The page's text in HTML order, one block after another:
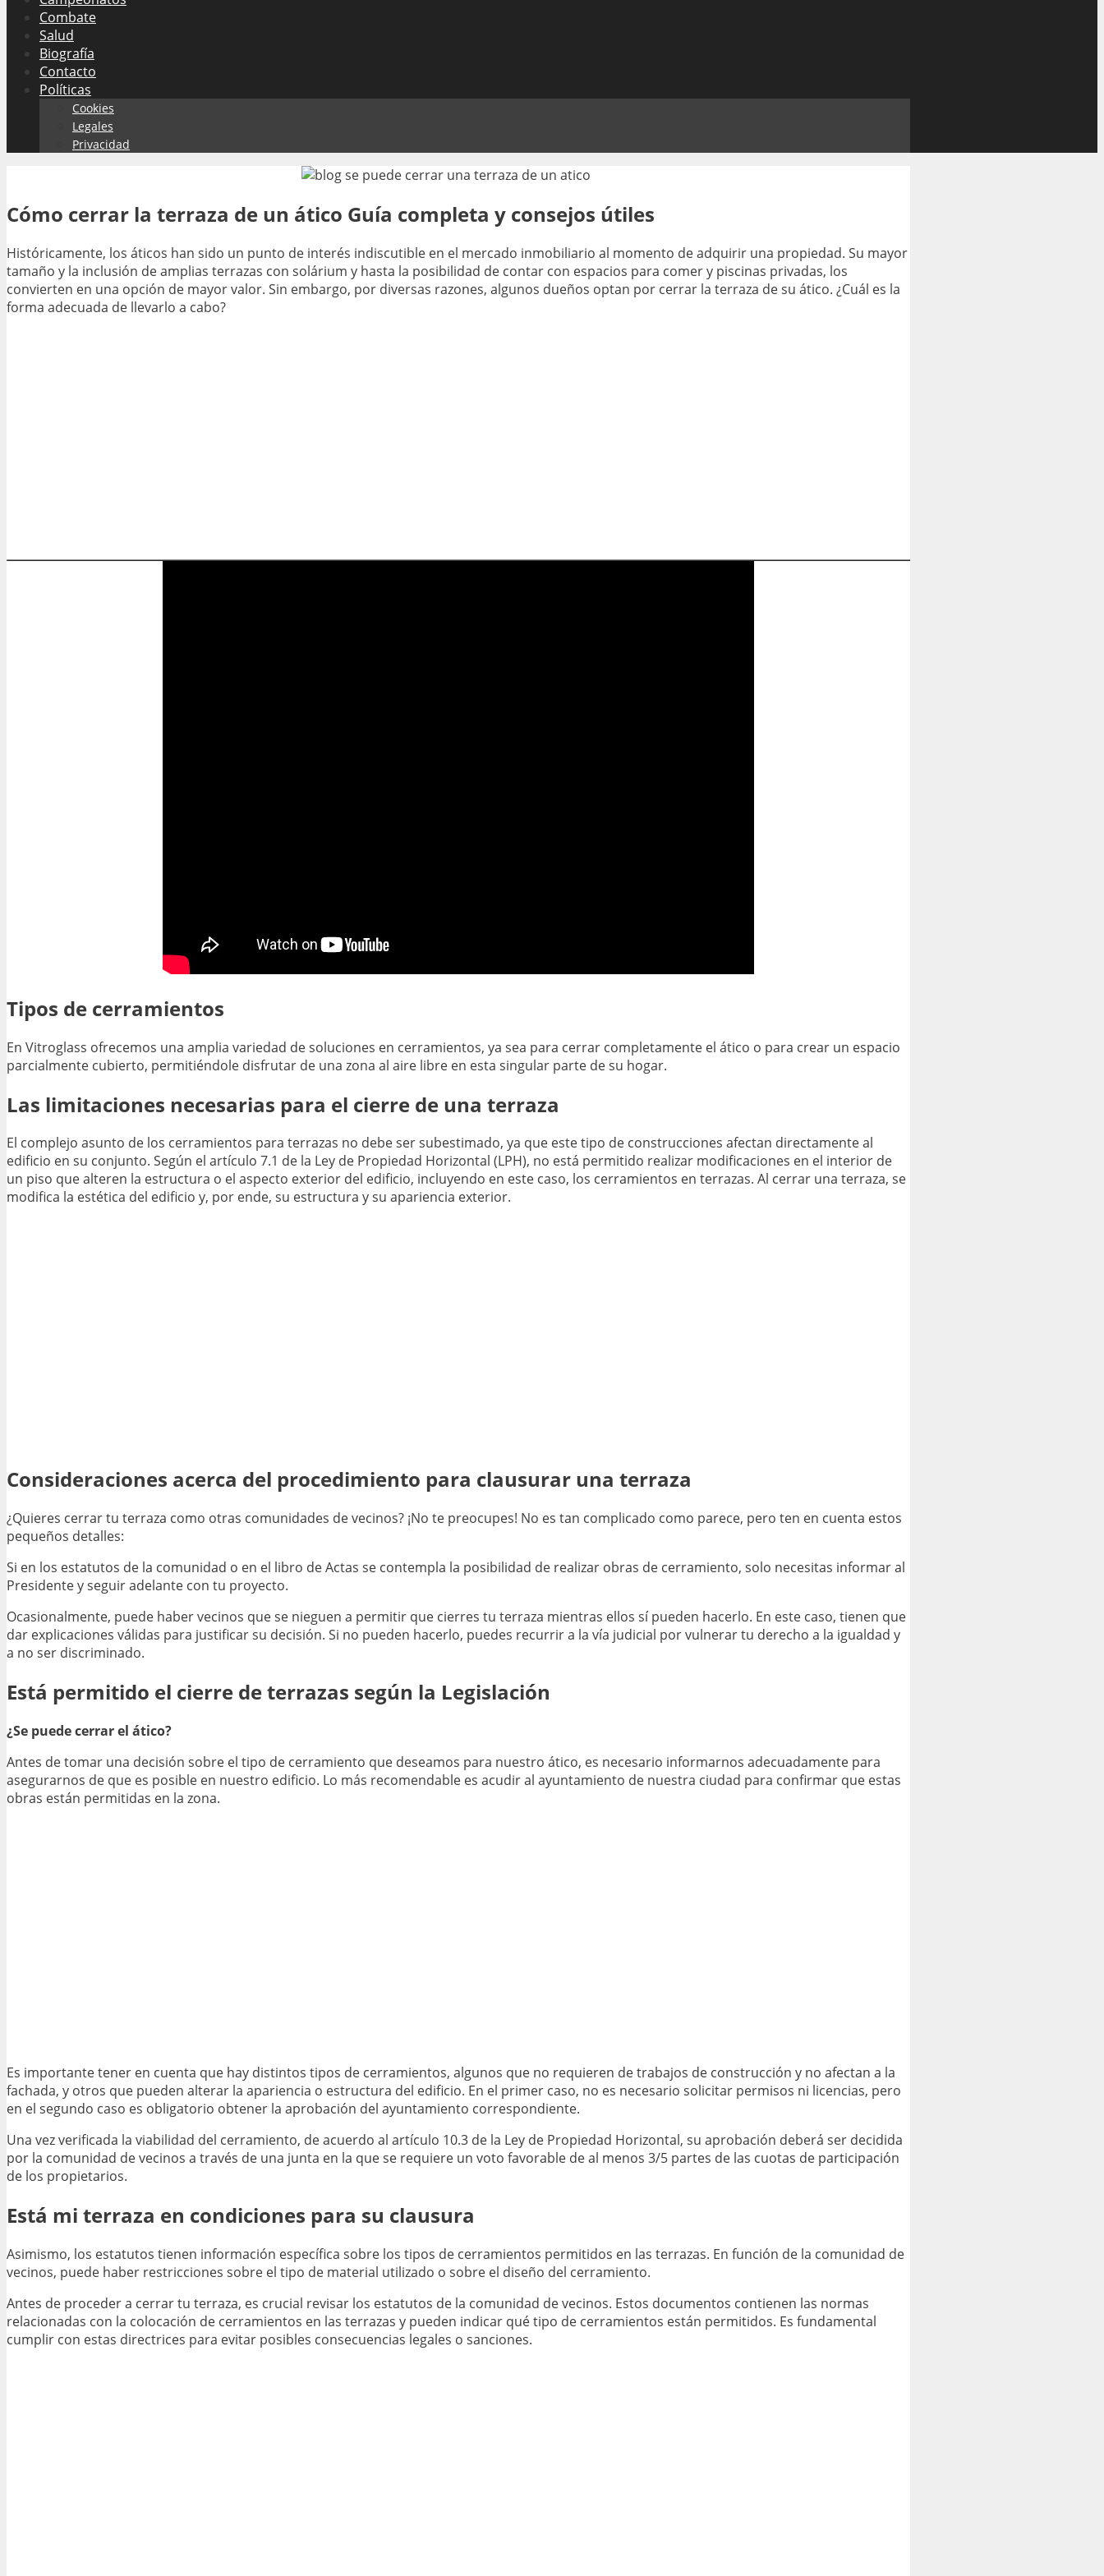
Combate
Salud
Biografía
Contacto
Políticas
Cookies
Legales
Privacidad
Cómo cerrar la terraza de un ático Guía completa y consejos útiles
Históricamente, los áticos han sido un punto de interés indiscutible en el mercado inmobiliario al momento de adquirir una propiedad. Su mayor
tamaño y la inclusión de amplias terrazas con solárium y hasta la posibilidad de contar con espacios para comer y piscinas privadas, los
convierten en una opción de mayor valor. Sin embargo, por diversas razones, algunos dueños optan por cerrar la terraza de su ático. ¿Cuál es la
forma adecuada de llevarlo a cabo?
Tipos de cerramientos
En Vitroglass ofrecemos una amplia variedad de soluciones en cerramientos, ya sea para cerrar completamente el ático o para crear un espacio
parcialmente cubierto, permitiéndole disfrutar de una zona al aire libre en esta singular parte de su hogar.
Las limitaciones necesarias para el cierre de una terraza
El complejo asunto de los cerramientos para terrazas no debe ser subestimado, ya que este tipo de construcciones afectan directamente al
edificio en su conjunto. Según el artículo 7.1 de la Ley de Propiedad Horizontal (LPH), no está permitido realizar modificaciones en el interior de
un piso que alteren la estructura o el aspecto exterior del edificio, incluyendo en este caso, los cerramientos en terrazas. Al cerrar una terraza, se
modifica la estética del edificio y, por ende, su estructura y su apariencia exterior.
Consideraciones acerca del procedimiento para clausurar una terraza
¿Quieres cerrar tu terraza como otras comunidades de vecinos? ¡No te preocupes! No es tan complicado como parece, pero ten en cuenta estos
pequeños detalles:
Si en los estatutos de la comunidad o en el libro de Actas se contempla la posibilidad de realizar obras de cerramiento, solo necesitas informar al
Presidente y seguir adelante con tu proyecto.
Ocasionalmente, puede haber vecinos que se nieguen a permitir que cierres tu terraza mientras ellos sí pueden hacerlo. En este caso, tienen que
dar explicaciones válidas para justificar su decisión. Si no pueden hacerlo, puedes recurrir a la vía judicial por vulnerar tu derecho a la igualdad y
a no ser discriminado.
Está permitido el cierre de terrazas según la Legislación
¿Se puede cerrar el ático?
Antes de tomar una decisión sobre el tipo de cerramiento que deseamos para nuestro ático, es necesario informarnos adecuadamente para
asegurarnos de que es posible en nuestro edificio. Lo más recomendable es acudir al ayuntamiento de nuestra ciudad para confirmar que estas
obras están permitidas en la zona.
Es importante tener en cuenta que hay distintos tipos de cerramientos, algunos que no requieren de trabajos de construcción y no afectan a la
fachada, y otros que pueden alterar la apariencia o estructura del edificio. En el primer caso, no es necesario solicitar permisos ni licencias, pero
en el segundo caso es obligatorio obtener la aprobación del ayuntamiento correspondiente.
Una vez verificada la viabilidad del cerramiento, de acuerdo al artículo 10.3 de la Ley de Propiedad Horizontal, su aprobación deberá ser decidida
por la comunidad de vecinos a través de una junta en la que se requiere un voto favorable de al menos 3/5 partes de las cuotas de participación
de los propietarios.
Está mi terraza en condiciones para su clausura
Asimismo, los estatutos tienen información específica sobre los tipos de cerramientos permitidos en las terrazas. En función de la comunidad de
vecinos, puede haber restricciones sobre el tipo de material utilizado o sobre el diseño del cerramiento.
Antes de proceder a cerrar tu terraza, es crucial revisar los estatutos de la comunidad de vecinos. Estos documentos contienen las normas
relacionadas con la colocación de cerramientos en las terrazas y pueden indicar qué tipo de cerramientos están permitidos. Es fundamental
cumplir con estas directrices para evitar posibles consecuencias legales o sanciones.